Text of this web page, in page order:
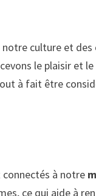
notre culture et des
le plaisir et
à fait être
à notre
ce qui aide à